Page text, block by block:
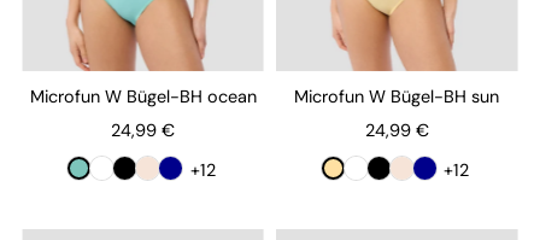
Microfun W Bügel-BH ocean
24,99 €
+12
Microfun W Bügel-BH sun
24,99 €
+12